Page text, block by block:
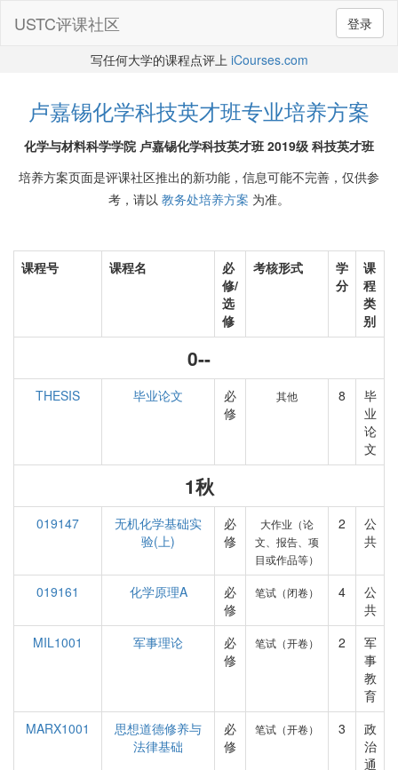
登录
USTC评课社区
写任何大学的课程点评上 iCourses.com
卢嘉锡化学科技英才班专业培养方案
化学与材料科学学院 卢嘉锡化学科技英才班 2019级 科技英才班
培养方案页面是评课社区推出的新功能，信息可能不完善，仅供参
考，请以 教务处培养方案 为准。
课程号 课程名
必
修/
选
修
考核形式
学
分
课
程
类
别
0--
THESIS 毕业论文
必
修
其他 8
毕
业
论
文
1秋
019147
无机化学基础实
验(上)
必
修
大作业（论
文、报告、项
目或作品等）
2
公
共
019161 化学原理A
必
修
笔试（闭卷） 4
公
共
MIL1001
军事理论
必
修
笔试（开卷） 2
军
事
教
育
MARX1001
思想道德修养与
法律基础
必
修
笔试（开卷） 3
政
治
通